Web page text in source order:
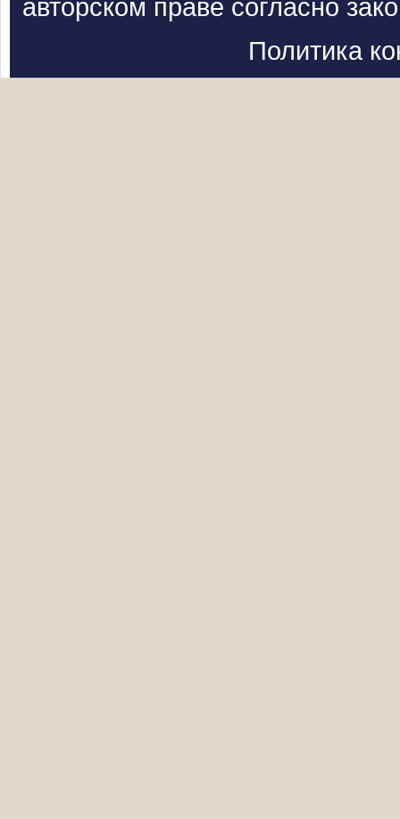
авторском праве согласно
Политика